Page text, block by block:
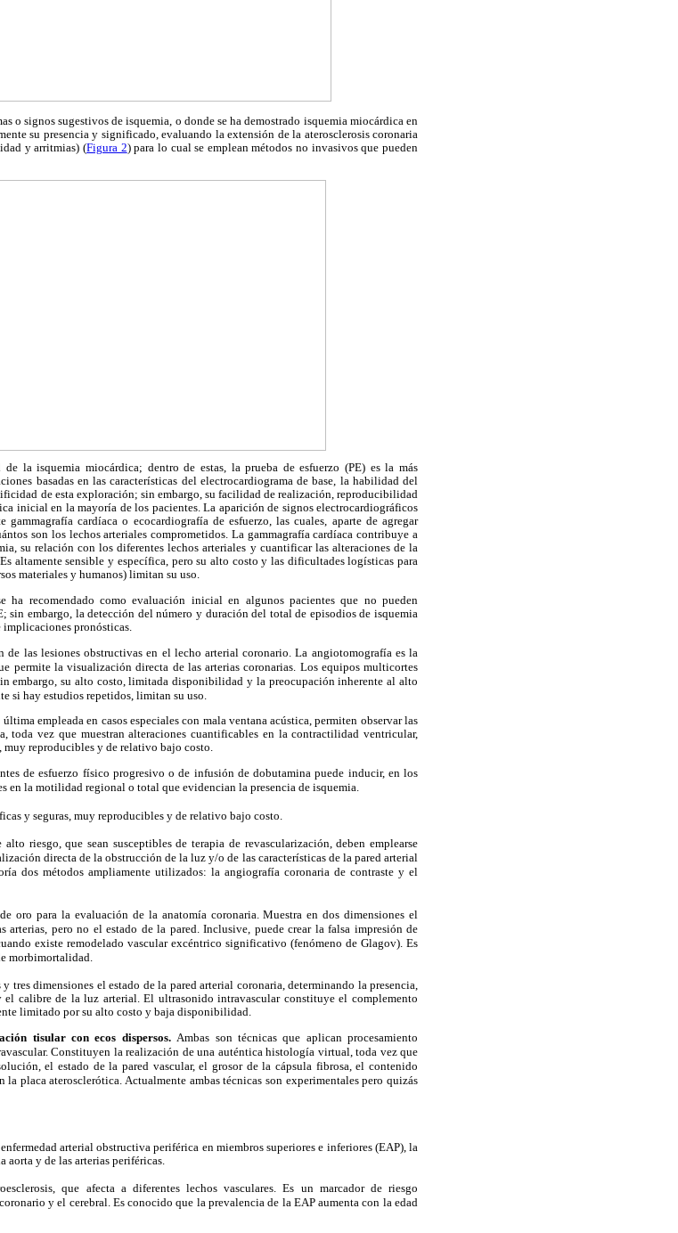
o signos sugestivos de isquemia, o donde se ha demostrado isquemia miocárdica en
su presencia y significado, evaluando la extensión de la aterosclerosis coronaria
y arritmias) (Figura 2) para lo cual se emplean métodos no invasivos que pueden
la isquemia miocárdica; dentro de estas, la prueba de esfuerzo (PE) es la más
basadas en las características del electrocardiograma de base, la habilidad del
de esta exploración; sin embargo, su facilidad de realización, reproducibilidad
inicial en la mayoría de los pacientes. La aparición de signos electrocardiográficos
cardíaca o ecocardiografía de esfuerzo, las cuales, aparte de agregar
son los lechos arteriales comprometidos. La gammagrafía cardíaca contribuye a
su relación con los diferentes lechos arteriales y cuantificar las alteraciones de la
altamente sensible y específica, pero su alto costo y las dificultades logísticas para
materiales y humanos) limitan su uso.
ha recomendado como evaluación inicial en algunos pacientes que no pueden
sin embargo, la detección del número y duración del total de episodios de isquemia
pronósticas.
de las lesiones obstructivas en el lecho arterial coronario. La angiotomografía es la
permite la visualización directa de las arterias coronarias. Los equipos multicortes
embargo, su alto costo, limitada disponibilidad y la preocupación inherente al alto
si hay estudios repetidos, limitan su uso.
empleada en casos especiales con mala ventana acústica, permiten observar las
toda vez que muestran alteraciones cuantificables en la contractilidad ventricular,
muy reproducibles y de relativo bajo costo.
de esfuerzo físico progresivo o de infusión de dobutamina puede inducir, en los
en la motilidad regional o total que evidencian la presencia de isquemia.
y seguras, muy reproducibles y de relativo bajo costo.
alto riesgo, que sean susceptibles de terapia de revascularización, deben emplearse
directa de la obstrucción de la luz y/o de las características de la pared arterial
dos métodos ampliamente utilizados: la angiografía coronaria de contraste y el
oro para la evaluación de la anatomía coronaria. Muestra en dos dimensiones el
pero no el estado de la pared. Inclusive, puede crear la falsa impresión de
existe remodelado vascular excéntrico significativo (fenómeno de Glagov). Es
morbimortalidad.
tres dimensiones el estado de la pared arterial coronaria, determinando la presencia,
el calibre de la luz arterial. El ultrasonido intravascular constituye el complemento
limitado por su alto costo y baja disponibilidad.
tisular con ecos dispersos. Ambas son técnicas que aplican procesamiento
Constituyen la realización de una auténtica histología virtual, toda vez que
el estado de la pared vascular, el grosor de la cápsula fibrosa, el contenido
la placaaterosclerótica. Actualmente ambas técnicas son experimentales pero quizás
arterial obstructiva periférica en miembros superiores e inferiores (EAP), la
aorta y de las arterias periféricas.
que afecta a diferentes lechos vasculares. Es un marcador de riesgo
y el cerebral. Es conocido que la prevalencia de la EAP aumenta con la edad